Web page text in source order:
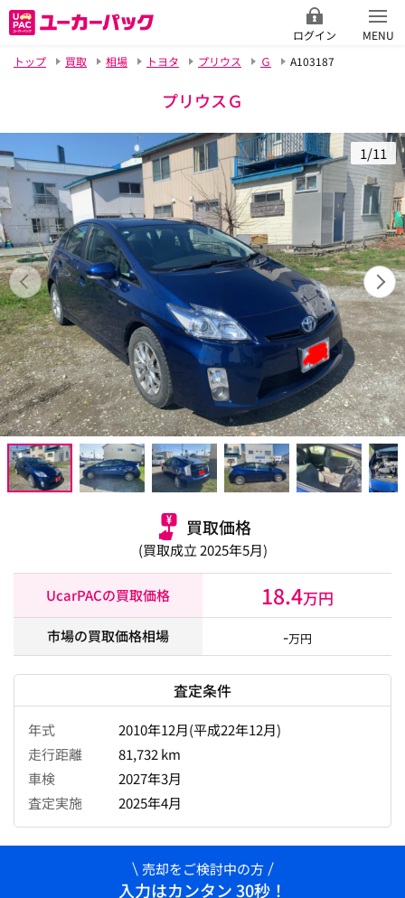
ログイン
MENU
トップ
買取 相場 トヨタ プリウス Ｇ A103187
プリウスＧ
1/11
買取価格
(買取成立 2025年5月)
UcarPACの買取価格 18.4万円
市場の買取価格相場 -万円
査定条件
年式
2010年12月(平成22年12月)
走行距離
81,732 km
車検
2027年3月
査定実施
2025年4月
売却をご検討中の方
入力はカンタン 30秒！